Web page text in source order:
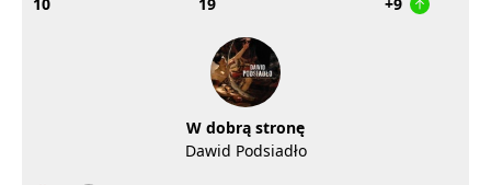
W dobrą stronę
Dawid Podsiadło